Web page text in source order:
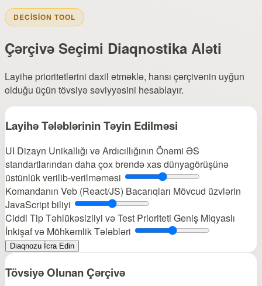
DECISION TOOL
Çərçivə Seçimi Diaqnostika Aləti
Layihə prioritetlərini daxil etməklə, hansı çərçivənin uyğun
olduğu üçün tövsiyə səviyyəsini hesablayır.
Layihə Tələblərinin Təyin Edilməsi
UI Dizayn Unikallığı və Ardıcıllığının Önəmi ƏS
standartlarından daha çox brendə xas dünyagörüşünə
üstünlük verilib-verilməməsi
Komandanın Veb (React/JS) Bacarıqları Mövcud üzvlərin
JavaScript biliyi
Ciddi Tip Təhlükəsizliyi və Test Prioriteti Geniş Miqyaslı
İnkişaf və Möhkəmlik Tələbləri
Diaqnozu İcra Edin
Tövsiyə Olunan Çərçivə